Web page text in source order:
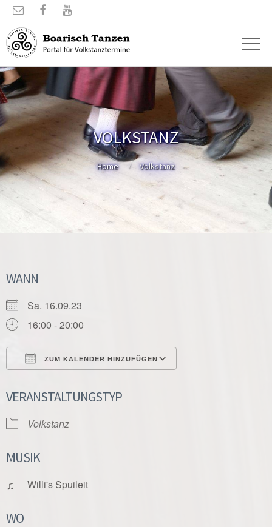
  
VOLKSTANZ
Home Volkstanz
WANN
Sa. 16.09.23
16:00 - 20:00
ZUM KALENDER HINZUFÜGEN
VERANSTALTUNGSTYP
Volkstanz
MUSIK
♫ Willi's Spuileit
WO